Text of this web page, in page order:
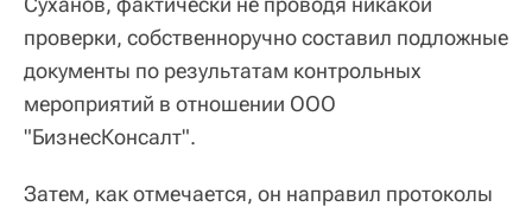
проверки, собственноручно составил подложные
документы по результатам контрольных
мероприятий в отношении ООО
"БизнесКонсалт".
Затем, как отмечается, он направил протоколы